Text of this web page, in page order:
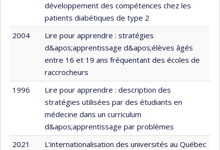
développement des compétences chez les
patients diabétiques de type 2
2004
Lire pour apprendre : stratégies
d&apos;apprentissage d&apos;élèves âgés
entre 16 et 19 ans fréquentant des écoles de
raccrocheurs
1996
Lire pour apprendre : description des
stratégies utilisées par des étudiants en
médecine dans un curriculum
d&apos;apprentissage par problèmes
2021
L’internationalisation des universités au Québec